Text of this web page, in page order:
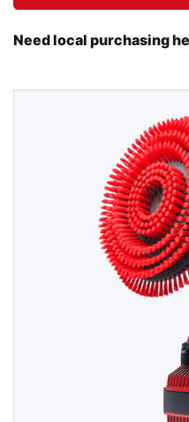
Need local purchasing